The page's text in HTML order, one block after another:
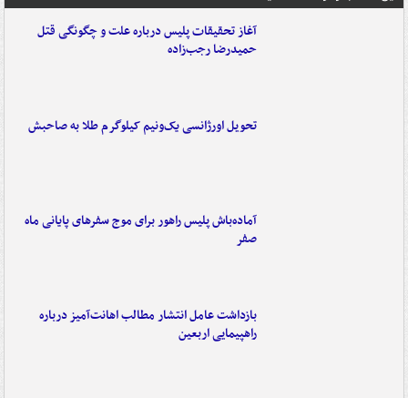
آغاز تحقیقات پلیس درباره علت و چگونگی قتل
حمیدرضا رجب‌زاده
تحویل اورژانسی یک‌ونیم کیلوگرم طلا به صاحبش
آماده‌باش پلیس راهور برای موج سفرهای پایانی ماه
صفر
بازداشت عامل انتشار مطالب اهانت‌آمیز درباره
راهپیمایی اربعین